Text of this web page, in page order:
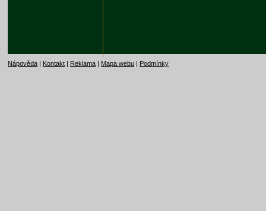
Nápověda | Kontakt | Reklama | Mapa webu | Podmínky